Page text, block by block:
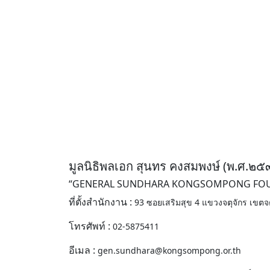
มูลนิธิพลเอก สุนทร คงสมพงษ์ (พ.ศ.๒
“GENERAL SUNDHARA KONGSOMPONG
ที่ตั้งสํานักงาน : 93 ซอยเสริมสุข 4 แขวงจตุจักร เขต
โทรศัพท์ : 02-5875411
อีเมล : gen.sundhara@kongsompong.or.th